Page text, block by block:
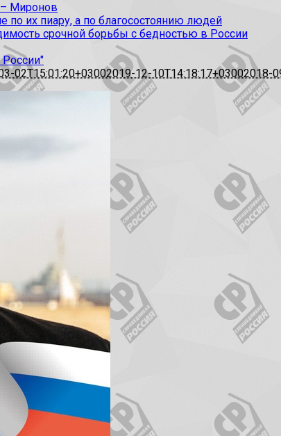
– Миронов
по их пиару, а по благосостоянию людей
срочной борьбы с бедностью в России
02T15:01:20+03002019-12-10T14:18:17+03002018-